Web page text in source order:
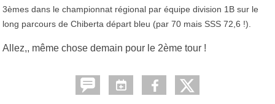
3èmes dans le championnat régional par équipe division 1B sur le
long parcours de Chiberta départ bleu (par 70 mais SSS 72,6 !).
Allez,, même chose demain pour le 2ème tour !